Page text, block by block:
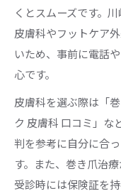
くとスムーズです。
皮膚科やフットケア
いため、事前に電話
心です。
皮膚科を選ぶ際は「
ク 皮膚科 口コミ」な
判を参考に自分に合
す。また、巻き爪治
受診時には保険証を